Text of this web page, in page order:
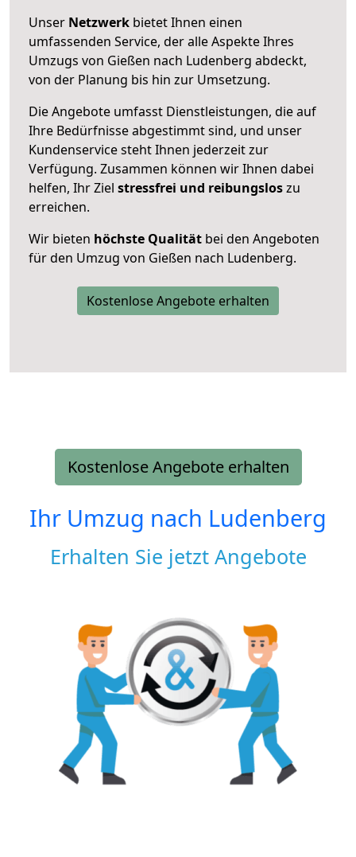
Unser Netzwerk bietet Ihnen einen
umfassenden Service, der alle Aspekte Ihres
Umzugs von Gießen nach Ludenberg abdeckt,
von der Planung bis hin zur Umsetzung.
Die Angebote umfasst Dienstleistungen, die auf
Ihre Bedürfnisse abgestimmt sind, und unser
Kundenservice steht Ihnen jederzeit zur
Verfügung. Zusammen können wir Ihnen dabei
helfen, Ihr Ziel stressfrei und reibungsloszu
erreichen.
Wir bieten höchste Qualität bei den Angeboten
für den Umzug von Gießen nach Ludenberg.
Kostenlose Angebote erhalten
Kostenlose Angebote erhalten
Ihr Umzug nach Ludenberg
Erhalten Sie jetzt Angebote